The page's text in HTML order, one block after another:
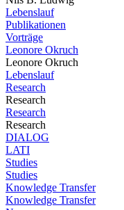
Lebenslauf
Publikationen
Vorträge
Leonore Okruch
Leonore Okruch
Lebenslauf
Research
Research
Research
Research
DIALOG
LATI
Studies
Studies
Knowledge Transfer
Knowledge Transfer